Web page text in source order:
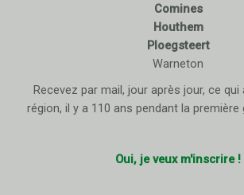
Comines
Houthem
Ploegsteert
Warneton
Recevez par mail, jour après jour, ce
région, il y a 110 ans pendant la première
Oui, je veux m'inscrire !